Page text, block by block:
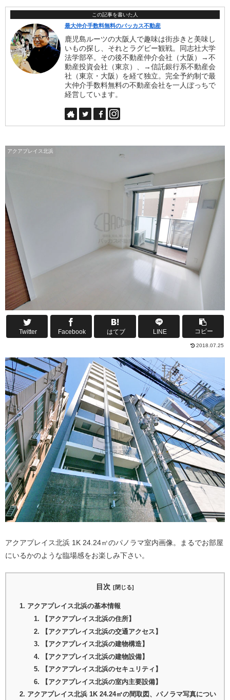
この記事を書いた人
最大仲介手数料無料のバッカス不動産
鹿児島ルーツの大阪人で趣味は街歩きと美味し
いもの探し、それとラグビー観戦。同志社大学
法学部卒。その後不動産仲介会社（大阪）→不
動産投資会社（東京）、→信託銀行系不動産会
社（東京・大阪）を経て独立。完全予約制で最
大仲介手数料無料の不動産会社を一人ぼっちで
経営しています。
アクアプレイス北浜
Twitter Facebook はてブ LINE コピー
2018.07.25
アクアプレイス北浜 1K 24.24㎡のパノラマ室内画像。まるでお部屋
にいるかのような臨場感をお楽しみ下さい。
目次
アクアプレイス北浜の基本情報
【アクアプレイス北浜の住所】
【アクアプレイス北浜の交通アクセス】
【アクアプレイス北浜の建物構造】
【アクアプレイス北浜の建物設備】
【アクアプレイス北浜のセキュリティ】
【アクアプレイス北浜の室内主要設備】
アクアプレイス北浜 1K 24.24㎡の間取図、パノラマ写真につい